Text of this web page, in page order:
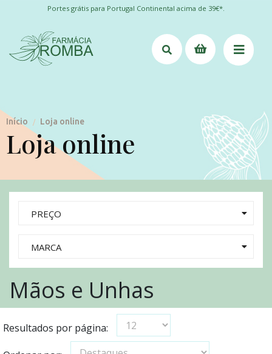
Portes grátis para Portugal Continental acima de 39€*.
Início / Loja online
Loja online
PREÇO
MARCA
Mãos e Unhas
Resultados por página: